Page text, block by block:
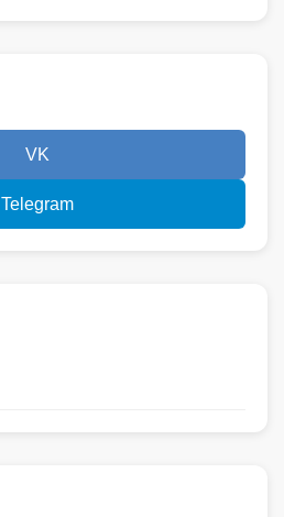
VK
Telegram